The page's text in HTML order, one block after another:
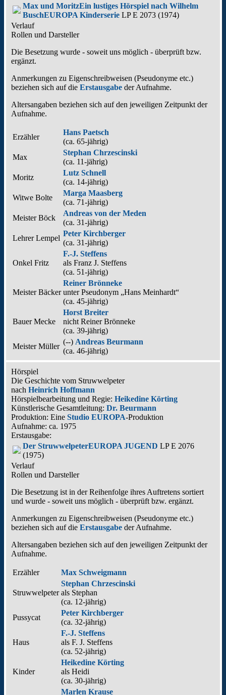
Max und MoritzEin lustiges Hörspiel nach Wilhelm
BuschEUROPA Kinderserie LP E 2073 (1974)
Verlauf
Rollen und Darsteller
Die Besetzung wurde - soweit uns möglich - überprüft bzw.
ergänzt.
Anmerkungen zu Eigenschreibweisen (Pseudonyme etc.)
beziehen sich auf die Erstausgabe der Aufnahme.
Altersangaben beziehen sich auf den jeweiligen Zeitpunkt der
Aufnahme.
Erzähler
Hans Paetsch
(ca. 65‑jährig)
Max
Stephan Chrzescinski
(ca. 11‑jährig)
Moritz
Lutz Schnell
(ca. 14‑jährig)
Witwe Bolte
Marga Maasberg
(ca. 71‑jährig)
Meister Böck
Andreas von der Meden
(ca. 31‑jährig)
Lehrer Lempel
Peter Kirchberger
(ca. 31‑jährig)
Onkel Fritz
F.-J. Steffens
als Franz J. Steffens
(ca. 51‑jährig)
Meister Bäcker
Reiner Brönneke
unter Pseudonym „Hans Meinhardt“
(ca. 45‑jährig)
Bauer Mecke
Horst Breiter
nicht Reiner Brönneke
(ca. 39‑jährig)
Meister Müller
(--) Andreas Beurmann
(ca. 46‑jährig)
Hörspiel
Die Geschichte vom Struwwelpeter
nach Heinrich Hoffmann
Hörspielbearbeitung und Regie: Heikedine Körting
Künstlerische Gesamtleitung: Dr. Beurmann
Produktion: Eine Studio EUROPA-Produktion
Aufnahme: ca. 1975
Erstausgabe:
Der StruwwelpeterEUROPA JUGEND LP E 2076
(1975)
Verlauf
Rollen und Darsteller
Die Besetzung ist in derReihenfolge ihres Auftretens sortiert
und wurde - soweit uns möglich - überprüft bzw. ergänzt.
Anmerkungen zu Eigenschreibweisen (Pseudonyme etc.)
beziehen sich auf die Erstausgabe der Aufnahme.
Altersangaben beziehen sich auf den jeweiligen Zeitpunkt der
Aufnahme.
Erzähler Max Schweigmann
Struwwelpeter
Stephan Chrzescinski
als Stephan
(ca. 12‑jährig)
Pussycat
Peter Kirchberger
(ca. 32‑jährig)
Haus
F.-J. Steffens
als F. J. Steffens
(ca. 52‑jährig)
Kinder
Heikedine Körting
als Heidi
(ca. 30‑jährig)
Marlen Krause